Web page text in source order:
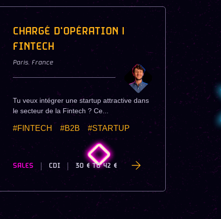
CHARGÉ D'OPÉRATION |
FINTECH
Paris,France
Tu veux intégrer une startup attractive dans
le secteur de la Fintech ? Ce...
#FINTECH #B2B #STARTUP
SALES CDI 30 € TO 42 €